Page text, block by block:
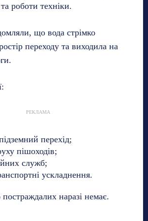
роботи техніки.
що вода стрімко
переходу та виходила на
РЕКЛАМА
перехід;
пішоходів;
служб;
ускладнення.
наразі немає.